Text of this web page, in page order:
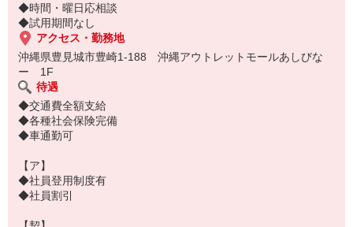
◆時間・曜日応相談
◆試用期間なし
アクセス・勤務地
沖縄県豊見城市豊崎1-188 沖縄アウトレットモールあしびな
ー 1F
待遇
◆交通費全額支給
◆各種社会保険完備
◆車通勤可
【ア】
◆社員登用制度有
◆社員割引